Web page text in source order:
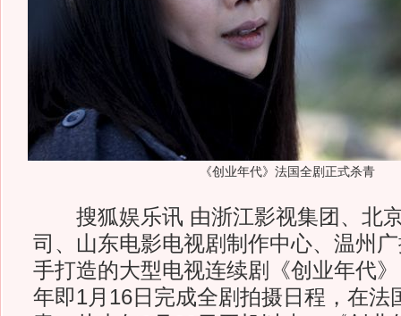
《创业年代》法国全剧正式杀青
搜狐娱乐讯 由浙江影视集团、北
司、山东电影电视剧制作中心、温州
手打造的大型电视连续剧《创业年代
年即1月16日完成全剧拍摄日程，在法